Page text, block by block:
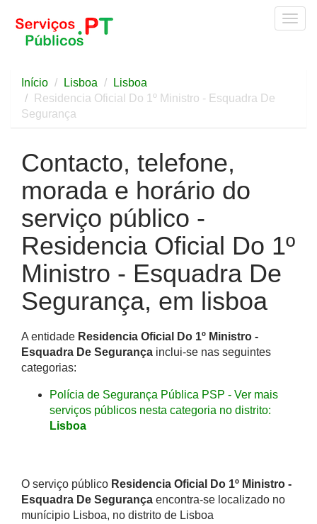
Início Lisboa
Lisboa
Residencia Oficial Do 1º Ministro - Esquadra De
Segurança
Contacto, telefone,
morada e horário do
serviço público -
Residencia Oficial Do 1º
Ministro - Esquadra De
Segurança, em lisboa
A entidade Residencia Oficial Do 1º Ministro -
Esquadra De Segurança inclui-se nas seguintes
categorias:
Polícia de Segurança Pública PSP - Ver mais
serviços públicos nesta categoria no distrito:
Lisboa
O serviço público Residencia Oficial Do 1º Ministro -
Esquadra De Segurança encontra-se localizado no
munícipio Lisboa, no distrito de Lisboa